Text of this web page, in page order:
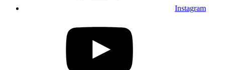
Instagram